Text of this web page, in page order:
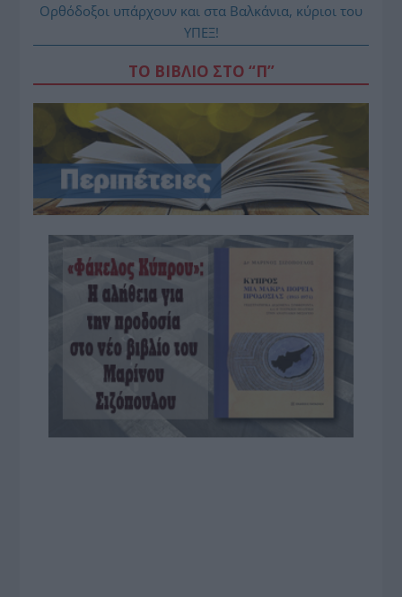
Ορθόδοξοι υπάρχουν και στα Βαλκάνια, κύριοι του
ΥΠΕΞ!
ΤΟ ΒΙΒΛΙΟ ΣΤΟ “Π”